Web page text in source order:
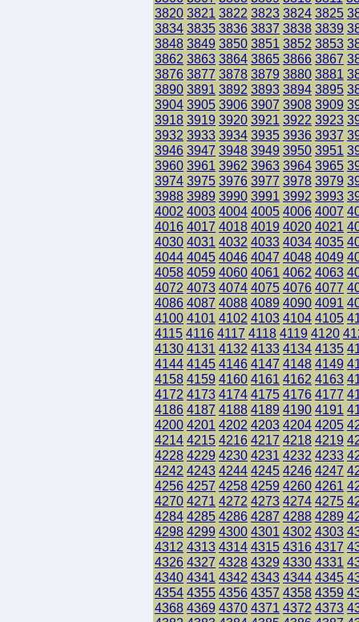
3820 3821 3822 3823 3824 3825
3834 3835 3836 3837 3838 3839
3848 3849 3850 3851 3852 3853
3862 3863 3864 3865 3866 3867
3876 3877 3878 3879 3880 3881
3890 3891 3892 3893 3894 3895
3904 3905 3906 3907 3908 3909
3918 3919 3920 3921 3922 3923
3932 3933 3934 3935 3936 3937
3946 3947 3948 3949 3950 3951
3960 3961 3962 3963 3964 3965
3974 3975 3976 3977 3978 3979
3988 3989 3990 3991 3992 3993
4002 4003 4004 4005 4006 4007
4016 4017 4018 4019 4020 4021
4030 4031 4032 4033 4034 4035
4044 4045 4046 4047 4048 4049
4058 4059 4060 4061 4062 4063
4072 4073 4074 4075 4076 4077
4086 4087 4088 4089 4090 4091
4100 4101 4102 4103 4104 4105
4115 4116 4117 4118 4119 4120
4130 4131 4132 4133 4134 4135
4144 4145 4146 4147 4148 4149
4158 4159 4160 4161 4162 4163
4172 4173 4174 4175 4176 4177
4186 4187 4188 4189 4190 4191
4200 4201 4202 4203 4204 4205
4214 4215 4216 4217 4218 4219
4228 4229 4230 4231 4232 4233
4242 4243 4244 4245 4246 4247
4256 4257 4258 4259 4260 4261
4270 4271 4272 4273 4274 4275
4284 4285 4286 4287 4288 4289
4298 4299 4300 4301 4302 4303
4312 4313 4314 4315 4316 4317
4326 4327 4328 4329 4330 4331
4340 4341 4342 4343 4344 4345
4354 4355 4356 4357 4358 4359
4368 4369 4370 4371 4372 4373